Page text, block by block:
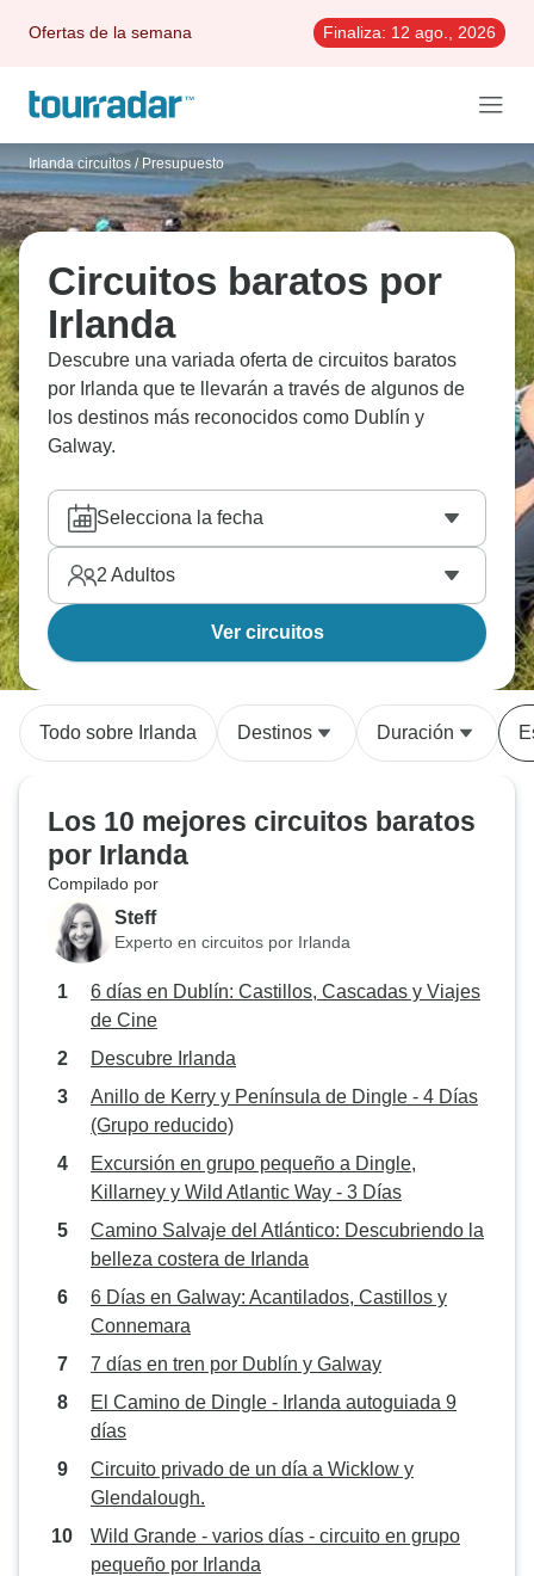
Ofertas de la semana Finaliza: 12 ago., 2026
Irlanda circuitos / Presupuesto
Circuitos baratos por
Irlanda
Descubre una variada oferta de circuitos baratos
por Irlanda que te llevarán a través de algunos de
los destinos más reconocidos como Dublín y
Galway.
Selecciona la fecha
2 Adultos
Ver circuitos
Todo sobre Irlanda Destinos Duración
Los 10 mejores circuitos baratos
por Irlanda
Compilado por
Steff
Experto en circuitos por Irlanda
6 días en Dublín: Castillos, Cascadas y Viajes
de Cine
Descubre Irlanda
Anillo de Kerry y Península de Dingle - 4 Días
(Grupo reducido)
Excursión en grupo pequeño a Dingle,
Killarney y Wild Atlantic Way - 3 Días
Camino Salvaje del Atlántico: Descubriendo la
belleza costera de Irlanda
6 Días en Galway: Acantilados, Castillos y
Connemara
7 días en tren por Dublín y Galway
El Camino de Dingle - Irlanda autoguiada 9
días
Circuito privado de un día a Wicklow y
Glendalough.
Wild Grande - varios días - circuito en grupo
pequeño por Irlanda